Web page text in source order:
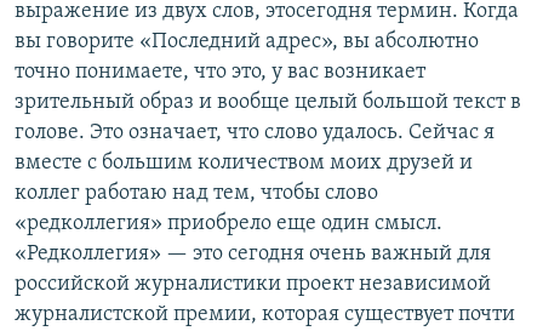
выражение из двух слов, этосегодня термин. Когда
вы говорите «Последний адрес», вы абсолютно
точно понимаете, что это, у вас возникает
зрительный образ и вообще целый большой текст в
голове. Это означает, что слово удалось. Сейчас я
вместе с большим количеством моих друзей и
коллег работаю над тем, чтобы слово
«редколлегия» приобрело еще один смысл.
«Редколлегия» — это сегодня очень важный для
российской журналистики проект независимой
журналистской премии, которая существует почти